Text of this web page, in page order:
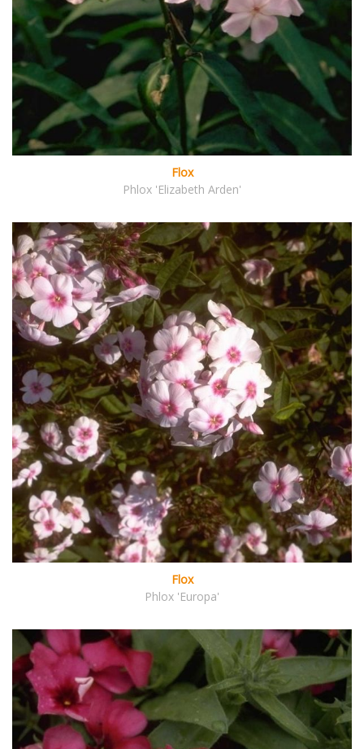
Flox
Phlox 'Elizabeth Arden'
Flox
Phlox 'Europa'